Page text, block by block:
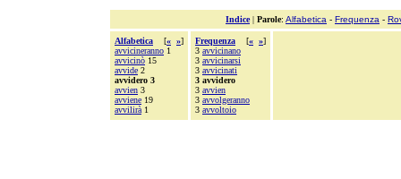
Indice| Parole: Alfabetica - Frequenza -
Alfabetica [« »]
avvicineranno 1
avvicinò 15
avvide 2
avvidero 3
avvien 3
avviene 19
avvilirà 1
Frequenza [« »]
3 avvicinano
3 avvicinarsi
3 avvicinati
3 avvidero
3 avvien
3 avvolgeranno
3 avvoltoio